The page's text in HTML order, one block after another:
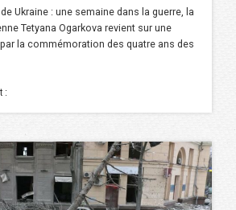
Ukraine : une semaine dans la guerre, la
Tetyana Ogarkova revient sur une
la commémoration des quatre ans des
: